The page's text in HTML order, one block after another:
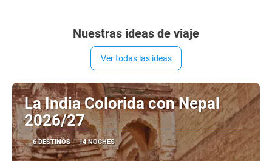
Nuestras ideas de viaje
Ver todas las ideas
La India Colorida con Nepal
2026/27
6 DESTINOS 14 NOCHES